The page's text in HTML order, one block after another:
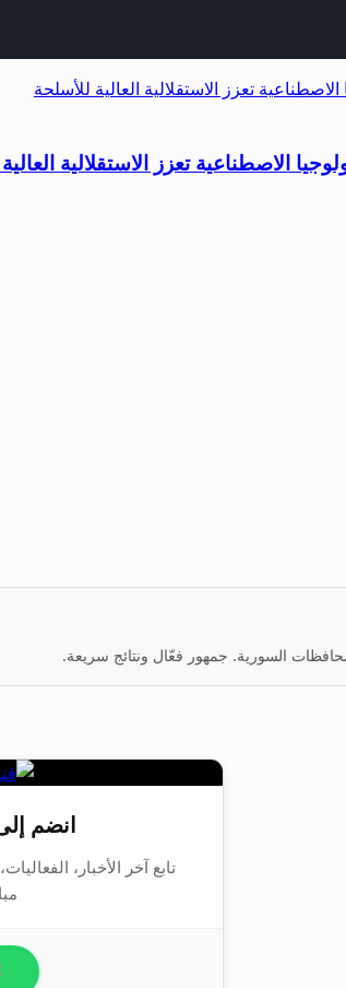
الاصطناعية تعزز الاستقلالية
السورية. جمهور فعّال ونتائج سريعة.
انضم
تابع آخر الأخبار،